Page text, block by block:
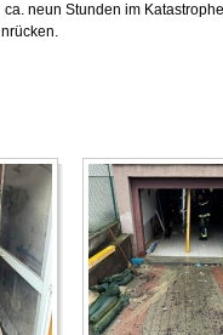
ca. neun Stunden im